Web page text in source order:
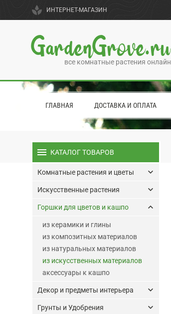
spa ИНТЕРНЕТ-МАГАЗИН
GardenGrove.ru
все комнатные растения онлайн
ГЛАВНАЯ ДОСТАВКА И ОПЛАТА
menu КАТАЛОГ ТОВАРОВ
Комнатные растения и цветы keyboard_arrow_down
Искусственные растения keyboard_arrow_down
Горшки для цветов и кашпо keyboard_arrow_up
из керамики и глины
из композитных материалов
из натуральных материалов
из искусственных материалов
аксессуары к кашпо
Декор и предметы интерьера keyboard_arrow_down
Грунты и Удобрения keyboard_arrow_down